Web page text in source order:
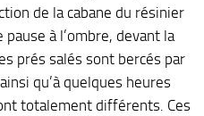
de la cabane du résinier
à l’ombre, devant la
prés salés sont bercés par
qu’à quelques heures
totalement différents. Ces